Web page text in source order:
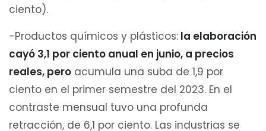
ciento).
-Productos químicos y plásticos: la elaboración
cayó 3,1 por ciento anual en junio, a precios
reales, pero acumula una suba de 1,9 por
ciento en el primer semestre del 2023. En el
contraste mensual tuvo una profunda
retracción, de 6,1 por ciento. Las industrias se